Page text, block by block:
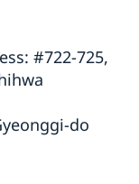
#722-725,
do